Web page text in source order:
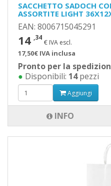
SACCHETTO SADOCH
ASSORTITE LIGHT
EAN: 8006715045291
14 ,34
€ IVA escl.
17,50€ IVA inclusa
Pronto per la
● Disponibili: 14pezzi
Aggiungi
INFO